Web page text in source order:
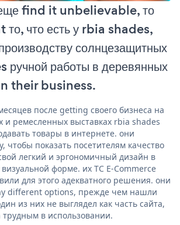
find it unbelievable, то
что есть у rbia shades,
солнцезащитных
ручной работы в деревянных
their business.
после getting своего бизнеса на
и ремесленных выставках rbia shades
товары в интернете. они
показать посетителям качество
легкий и эргономичный дизайн в
форме. их TC E-Commerce
для этого адекватного решения. они
different options, прежде чем нашли
из них не выглядел как часть сайта,
в использовании.